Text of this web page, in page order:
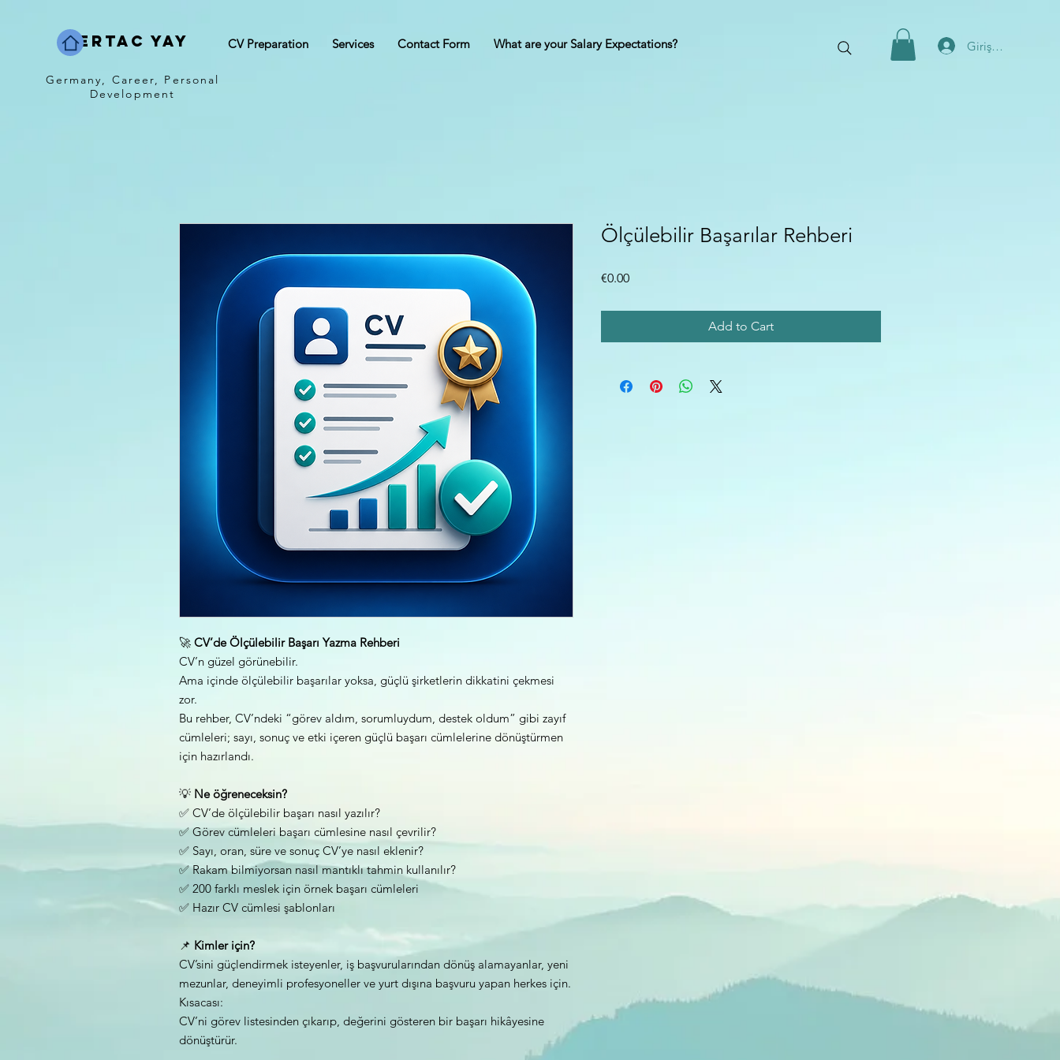
Sertac Yay CV Preparation Services Contact Form What are your Salary Expectations? Giriş Yap
Germany, Career, Personal
Development
🚀 CV’de Ölçülebilir Başarı Yazma Rehberi
CV’n güzel görünebilir.
Ama içinde ölçülebilir başarılar yoksa, güçlü şirketlerin dikkatini çekmesi
zor.
Bu rehber, CV’ndeki “görev aldım, sorumluydum, destek oldum” gibi zayıf
cümleleri; sayı, sonuç ve etki içeren güçlü başarı cümlelerine dönüştürmen
için hazırlandı.
💡 Ne öğreneceksin?
✅ CV’de ölçülebilir başarı nasıl yazılır?
✅ Görev cümleleri başarı cümlesine nasıl çevrilir?
✅ Sayı, oran, süre ve sonuç CV’ye nasıl eklenir?
✅ Rakam bilmiyorsan nasıl mantıklı tahmin kullanılır?
✅ 200 farklı meslek için örnek başarı cümleleri
✅ Hazır CV cümlesi şablonları
📌 Kimler için?
CV’sini güçlendirmek isteyenler, iş başvurularından dönüş alamayanlar, yeni
mezunlar, deneyimli profesyoneller ve yurt dışına başvuru yapan herkes için.
Kısacası:
CV’ni görev listesinden çıkarıp, değerini gösteren bir başarı hikâyesine
dönüştürür.
Ölçülebilir Başarılar Rehberi
€0.00Price
Add to Cart